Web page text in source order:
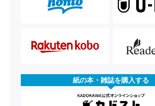
紙の本・雑誌を購入する